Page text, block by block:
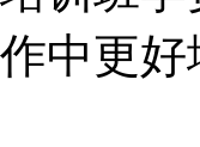
中更好